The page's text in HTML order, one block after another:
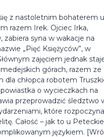
z nastoletnim bohaterem u
razem Irek. Ojciec Irka,
syna w wakacje na
„Pięć Księżyców”, w
zajęciem jednak
górach, razem ze
dla chłopca robotem
o wycieczkach na
przeprowadzić śledztwo
które
Całość – jak to u
językiem.